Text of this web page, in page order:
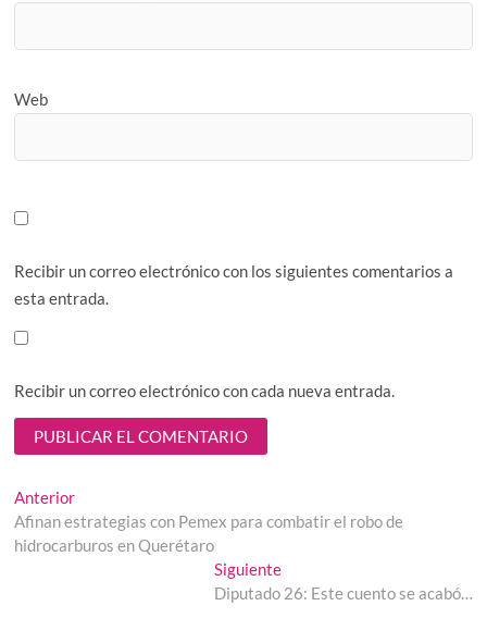
Web
Recibir un correo electrónico con los siguientes comentarios a
esta entrada.
Recibir un correo electrónico con cada nueva entrada.
Navegación
de
AnteriorEntrada
anterior:
Afinan estrategias con Pemex para combatir el robo de
hidrocarburos en Querétaro
SiguienteEntrada
siguiente:
Diputado 26: Este cuento se acabó…